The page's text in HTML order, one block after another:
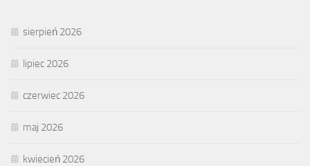
sierpień 2026
lipiec 2026
czerwiec 2026
maj 2026
kwiecień 2026